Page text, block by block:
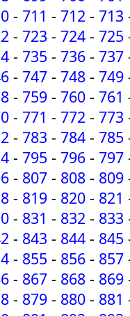
- 711 - 712 - 713
- 723 - 724 - 725
- 735 - 736 - 737
- 747 - 748 - 749
- 759 - 760 - 761
- 771 - 772 - 773
- 783 - 784 - 785
- 795 - 796 - 797
- 807 - 808 - 809
- 819 - 820 - 821
- 831 - 832 - 833
- 843 - 844 - 845
- 855 - 856 - 857
- 867 - 868 - 869
- 879 - 880 - 881